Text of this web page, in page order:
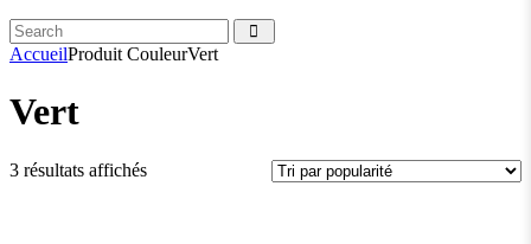
Search
facebook
instagramm
AccueilProduit CouleurVert
Vert
3 résultats affichésTrié